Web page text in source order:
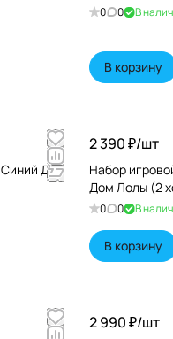
0 0 В
В корзину
Синий Дом
2 390 ₽/шт
Набор
Дом Лолы (2
0 0 В
В корзину
2 990 ₽/шт